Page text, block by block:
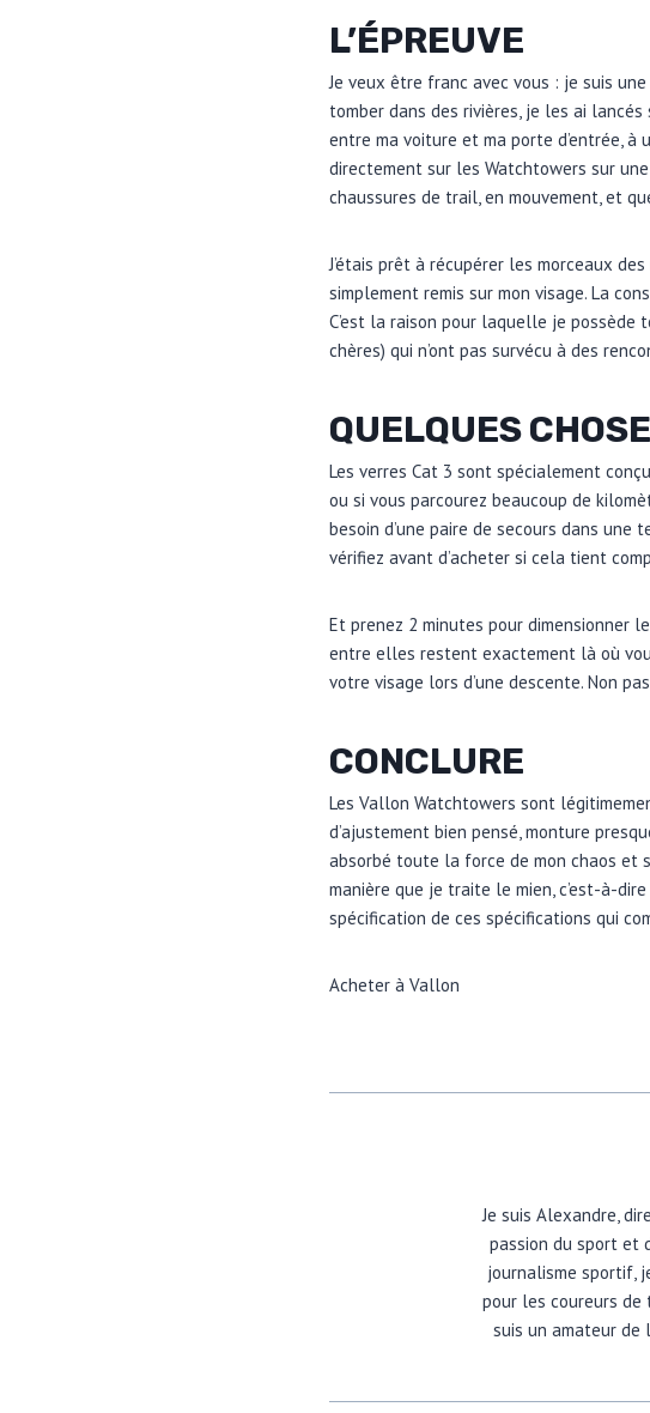
L’ÉPREUVE
Je veux être franc avec vous : je suis
tomber dans des rivières, je les ai
entre ma voiture et ma porte d’entrée, à
directement sur les Watchtowers sur
chaussures de trail, en mouvement, et
J’étais prêt à récupérer les morceaux
simplement remis sur mon visage. La
C’est la raison pour laquelle je possède
chères) qui n’ont pas survécu à des
QUELQUES
Les verres Cat 3 sont spécialement
ou si vous parcourez beaucoup de
besoin d’une paire de secours dans
vérifiez avant d’acheter si cela tient
Et prenez 2 minutes pour dimensionner
entre elles restent exactement là où
votre visage lors d’une descente. Non
CONCLURE
Les Vallon Watchtowers sont
d’ajustement bien pensé, monture
absorbé toute la force de mon chaos et
manière que je traite le mien, c’est-à-
spécification de ces spécifications qui
Acheter à Vallon
Je suis Alexandre,
passion du sport et
journalisme sportif,
pour les coureurs de
suis un amateur de